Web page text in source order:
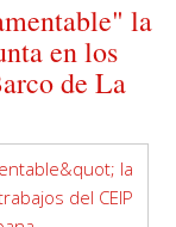
la
en los
de La